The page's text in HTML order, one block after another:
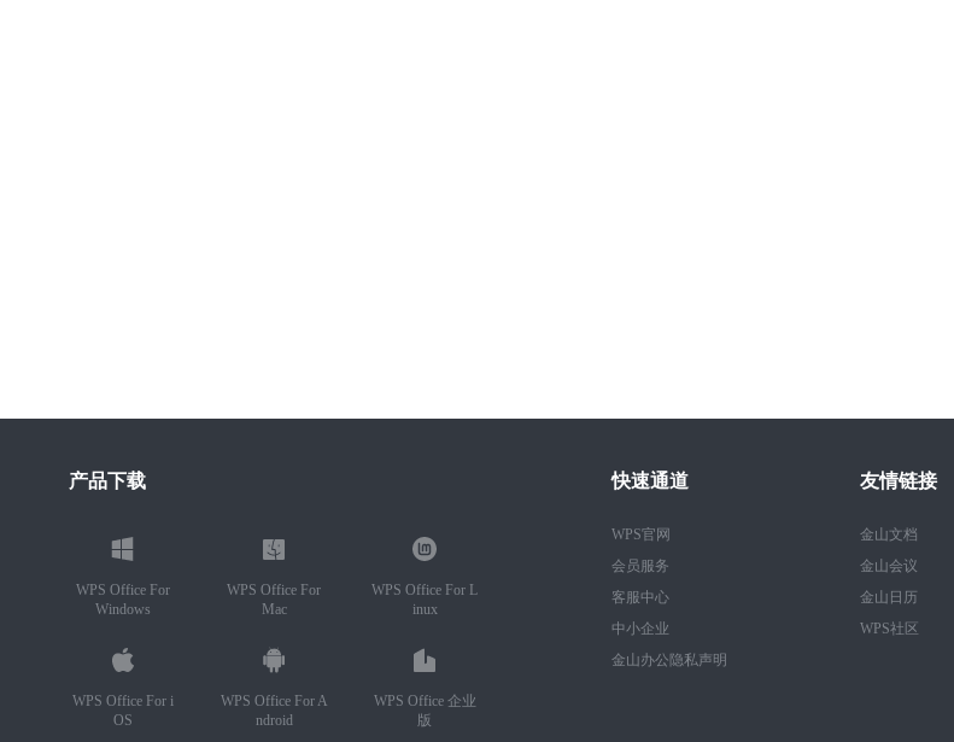
产品下载
WPS Office For
Windows
WPS Office For
Mac
WPS Office For L
inux
WPS Office For i
OS
WPS Office For A
ndroid
WPS Office 企业
版
快速通道
WPS官网
会员服务
客服中心
中小企业
金山办公隐私声明
友情链接
金山文档
金山会议
金山日历
WPS社区